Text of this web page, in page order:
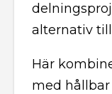
alternativ
Här
med hållbar